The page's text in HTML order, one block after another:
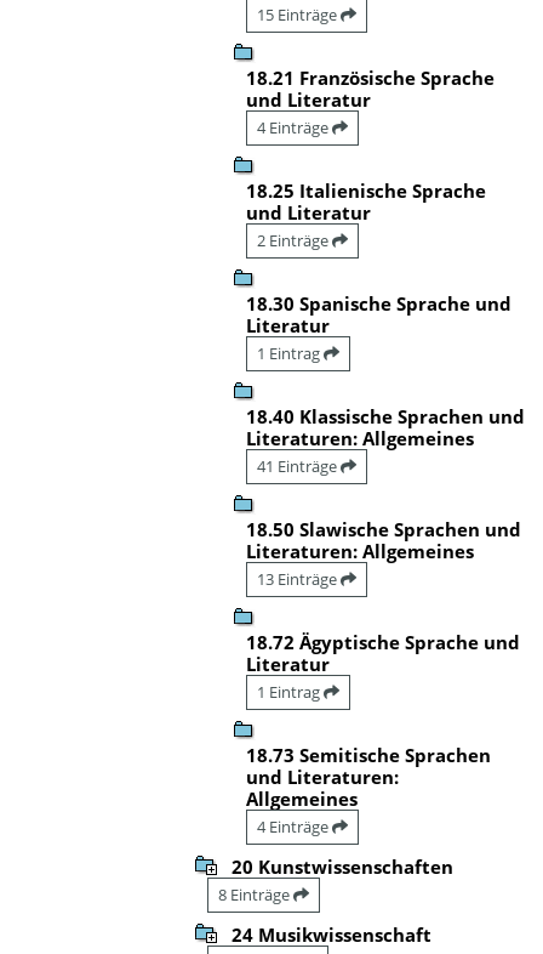
15 Einträge
18.21 Französische Sprache
und Literatur
4 Einträge
18.25 Italienische Sprache
und Literatur
2 Einträge
18.30 Spanische Sprache und
Literatur
1 Eintrag
18.40 Klassische Sprachen und
Literaturen: Allgemeines
41 Einträge
18.50 Slawische Sprachen und
Literaturen: Allgemeines
13 Einträge
18.72 Ägyptische Sprache und
Literatur
1 Eintrag
18.73 Semitische Sprachen
und Literaturen:
Allgemeines
4 Einträge
20 Kunstwissenschaften
8 Einträge
24 Musikwissenschaft